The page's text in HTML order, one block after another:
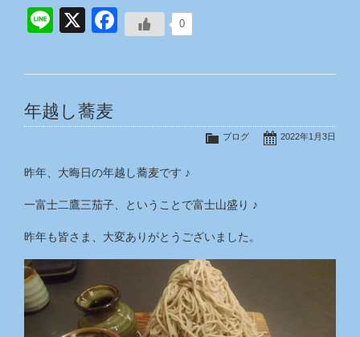
0
Line
X Facebook
年越し蕎麦
2022年1月3日
ブログ
昨年、大晦日の年越し蕎麦です ♪
一富士二鷹三茄子、ということで富士山盛り ♪
昨年も皆さま、大変ありがとうございました。